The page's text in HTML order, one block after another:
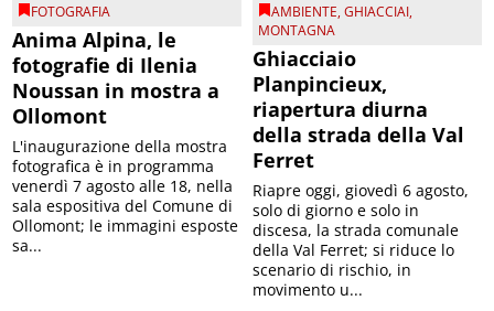
FOTOGRAFIA
Anima Alpina, le
fotografie di Ilenia
Noussan in mostra a
Ollomont
L'inaugurazione della mostra
fotografica è in programma
venerdì 7 agosto alle 18, nella
sala espositiva del Comune di
Ollomont; le immagini esposte
sa...
AMBIENTE,GHIACCIAI,
MONTAGNA
Ghiacciaio
Planpincieux,
riapertura diurna
della strada della Val
Ferret
Riapre oggi, giovedì 6 agosto,
solo di giorno e solo in
discesa, la strada comunale
della Val Ferret; si riduce lo
scenario di rischio, in
movimento u...